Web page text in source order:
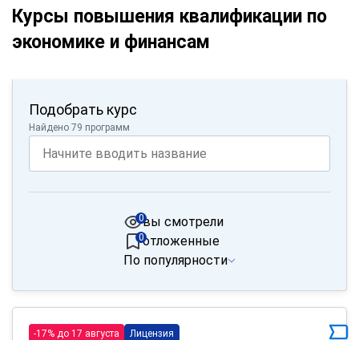
Курсы повышения квалификации по
экономике и финансам
Подобрать курс
Найдено 79 программ
вы смотрели
0
отложенные
0
По популярности
-17% до 17 августа Лицензия